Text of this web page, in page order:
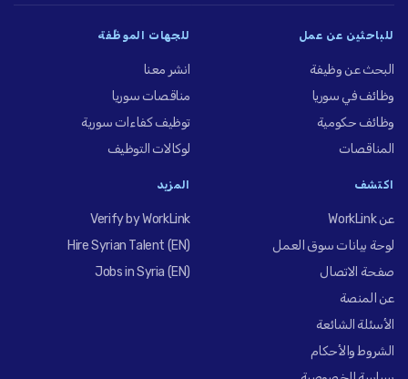
للباحثين عن عمل
البحث عن وظيفة
وظائف في سوريا
وظائف حكومية
المناقصات
للجهات الموظِّفة
انشر معنا
مناقصات سوريا
توظيف كفاءات سورية
لوكالات التوظيف
اكتشف
عن WorkLink
لوحة بيانات سوق العمل
صفحة الاتصال
عن المنصة
الأسئلة الشائعة
الشروط والأحكام
المزيد
Verify by WorkLink
Hire Syrian Talent (EN)
Jobs in Syria (EN)